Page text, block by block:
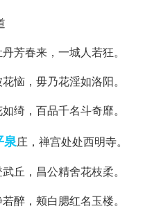
芳春来，一城人若狂。
恼，毋乃花淫如洛阳。
绮，百品千名斗奇靡。
泉庄，禅宫处处西明寺。
丘，昌公精舍花枝柔。
醉，颊白腮红名玉楼。